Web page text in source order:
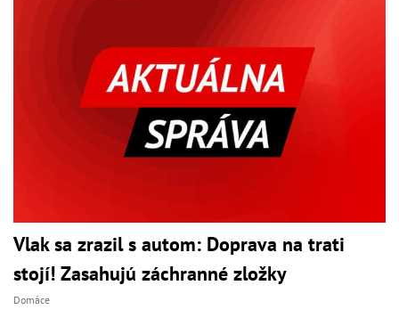
Vlak sa zrazil s autom: Doprava na trati
stojí! Zasahujú záchranné zložky
Domáce